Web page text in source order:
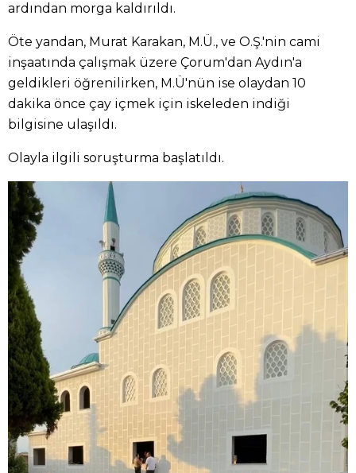
ardından morga kaldırıldı.
Öte yandan, Murat Karakan, M.Ü., ve O.Ş.'nin cami
inşaatında çalışmak üzere Çorum'dan Aydın'a
geldikleri öğrenilirken, M.Ü'nün ise olaydan 10
dakika önce çay içmek için iskeleden indiği
bilgisine ulaşıldı.
Olayla ilgili soruşturma başlatıldı.